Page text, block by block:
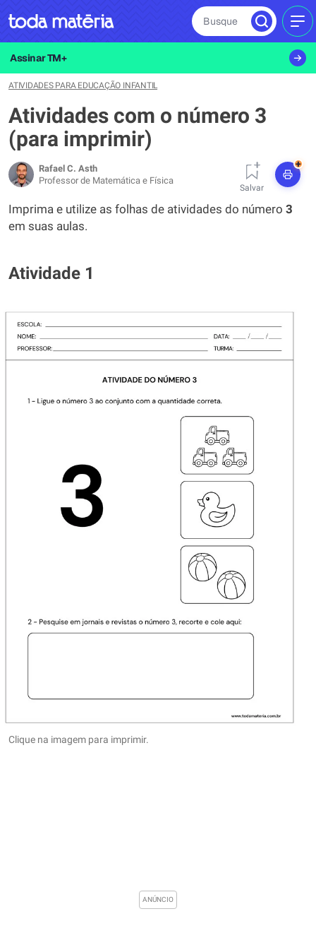
Busque
Assinar TM+
ATIVIDADES PARA EDUCAÇÃO INFANTIL
Atividades com o número 3
(para imprimir)
Rafael C. Asth
Professor de Matemática e Física
Salvar
+
Imprima e utilize as folhas de atividades do número 3
em suas aulas.
Atividade 1
Clique na imagem para imprimir.